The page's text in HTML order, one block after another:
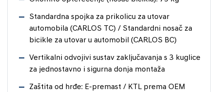
Standardna spojka za prikolicu za utovar
automobila (CARLOS TC) / Standardni nosač za
bicikle za utovar u automobil (CARLOS BC)
Vertikalni odvojivi sustav zaključavanja s 3 kuglice
za jednostavno i sigurna donja montaža
Zaštita od hrđe: E-premast / KTL prema OEM